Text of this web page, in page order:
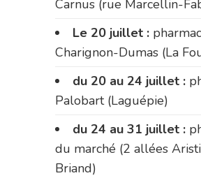
Carnus (rue Marcellin-
Le 20 juillet :
Charignon-Dumas (La
du 20 au 24 juillet :
Palobart (Laguépie)
du 24 au 31 juillet :
du marché (2 allées
Briand)